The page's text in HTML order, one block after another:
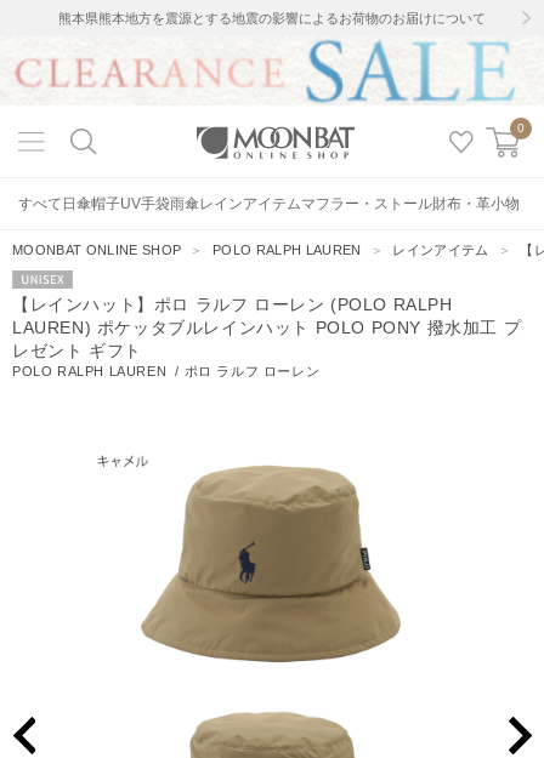
熊本県熊本地方を震源とする地震の影響によるお荷物のお届けについて
0
すべて 日傘帽子UV手袋雨傘レインアイテムマフラー・ストール財布・革小物
MOONBAT ONLINE SHOP ＞ POLO RALPH LAUREN ＞ レインアイテム ＞ 【
UNISEX
【レインハット】ポロ ラルフ ローレン (POLO RALPH
LAUREN) ポケッタブルレインハット POLO PONY 撥水加工 プ
レゼント ギフト
POLO RALPH LAUREN / ポロ ラルフ ローレン